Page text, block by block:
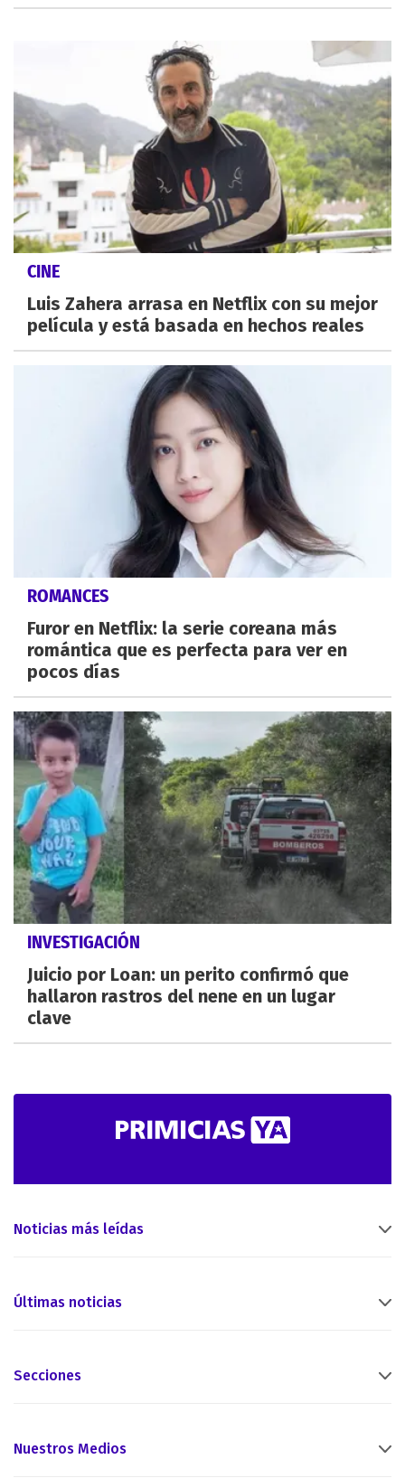
CINE
Luis Zahera arrasa en Netflix con su mejor
película y está basada en hechos reales
ROMANCES
Furor en Netflix: la serie coreana más
romántica que es perfecta para ver en
pocos días
INVESTIGACIÓN
Juicio por Loan: un perito confirmó que
hallaron rastros del nene en un lugar
clave
Noticias más leídas
Últimas noticias
Secciones
Nuestros Medios